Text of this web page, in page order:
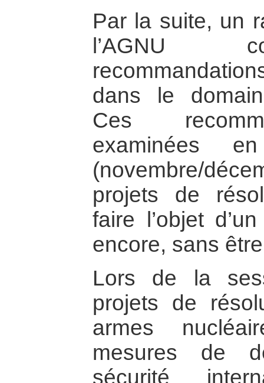
Par la suite, un
l’AGNU
dans le
Ces
examinées
(novembre/
projets de
faire l’objet
encore, sans
Lors de la
projets de
armes
mesures de
sécurité